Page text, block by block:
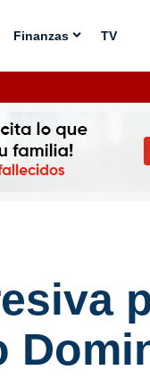
Finanzas TV